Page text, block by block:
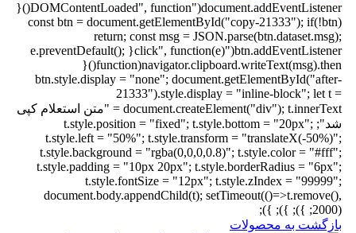
document.addEventListener("DOMContentLoaded", function(){
const btn = document.getElementById("copy-21333"); if(!btn)
return; const msg = JSON.parse(btn.dataset.msg);
btn.addEventListener("click", function(e){ e.preventDefault();
navigator.clipboard.writeText(msg).then(function(){
btn.style.display = "none"; document.getElementById("after-
21333").style.display = "inline-block"; let t =
document.createElement("div"); t.innerText = "متن استعلام کپی
شد"; t.style.position = "fixed"; t.style.bottom = "20px";
t.style.left = "50%"; t.style.transform = "translateX(-50%)";
t.style.background = "rgba(0,0,0,0.8)"; t.style.color = "#fff";
t.style.padding = "10px 20px"; t.style.borderRadius = "6px";
t.style.fontSize = "12px"; t.style.zIndex = "99999";
document.body.appendChild(t); setTimeout(()=>t.remove(),
2000); }); }); });
بازگشت به محصولات